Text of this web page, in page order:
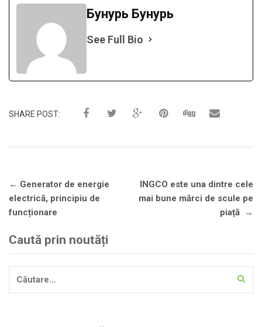
Бунурь Бунурь
See Full Bio
SHARE POST:
Navigare
în
articole
← Generator de energie
electrică, principiu de
funcționare
INGCO este una dintre cele
mai bune mărci de scule pe
piață
→
Caută prin noutăți